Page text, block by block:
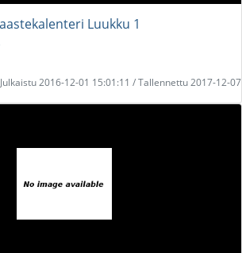
Luukku 1
Julkaistu 2016-12-01 15:01:11 / Tallennettu 2017-12-07